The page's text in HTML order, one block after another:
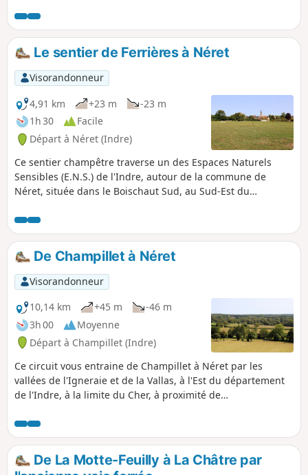
part de Briantes où se situe le château
dans lequel se déroule une partie de
l'intrigue puis suit l'ancienne ligne de
chemin de fer "Châteauroux-La Châtre-
Montluçon" pour atteindre la Motte-
Feuilly. Vous pourrez alors découvrir le
Château de la Motte. Enfin le retour se
fait le long de chemins et petites routes
et finit près du pigeonnier de Briantes.
Le sentier de Ferrières à Néret
Visorandonneur
4,91 km
+23 m
-23 m
1h 30
Facile
Départ à Néret (Indre)
Ce sentier champêtre traverse un des Espaces Naturels
Sensibles (E.N.S.) de l'Indre, autour de la commune de
Néret, située dans le Boischaut Sud, au Sud-Est du
petit vignoble fait d'ailleurs partie de l'appellation
Châteaumeillant. Fontaine et lavoirs montrent également
l'importance de l'eau dans cette région. Situé à 348 m
d'altitude, le bourg est ainsi sur un point haut, à l'exacte
ligne de partage des eaux. Possibilité de coupler avec la
randonnée "De Champillet à Néret" (10 km) (voir
informations pratiques).
De Champillet à Néret
Visorandonneur
10,14 km
+45 m
-46 m
3h 00
Moyenne
Départ à Champillet (Indre)
Ce circuit vous entraine de Champillet à Néret par les
vallées de l'Igneraie et de la Vallas, à l'Est du département
de l'Indre, à la limite du Cher, à proximité de
Ferrières à Néret (6 km) (voir informations pratiques).
De La Motte-Feuilly à La Châtre par